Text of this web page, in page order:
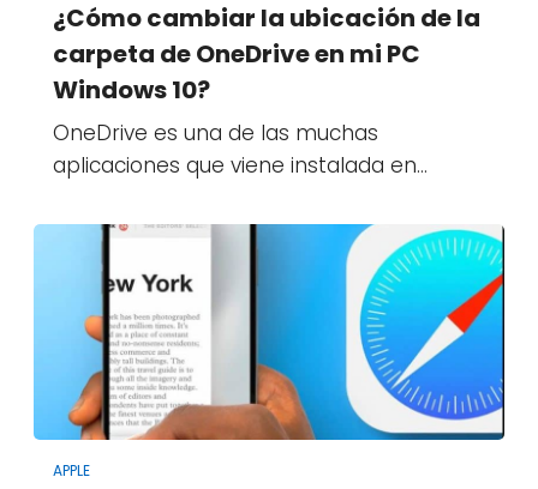
¿Cómo cambiar la ubicación de la
carpeta de OneDrive en mi PC
Windows 10?
OneDrive es una de las muchas
aplicaciones que viene instalada en…
APPLE